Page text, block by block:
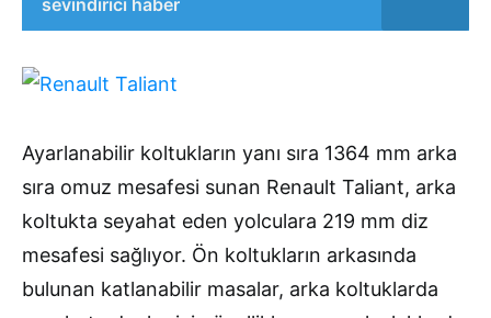
Ayarlanabilir koltukların yanı sıra 1364 mm arka
sıra omuz mesafesi sunan Renault Taliant, arka
koltukta seyahat eden yolculara 219 mm diz
mesafesi sağlıyor. Ön koltukların arkasında
bulunan katlanabilir masalar, arka koltuklarda